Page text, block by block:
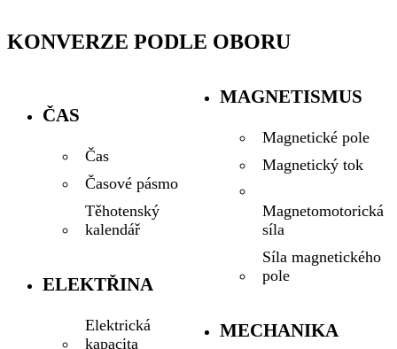
KONVERZE PODLE OBORU
ČAS
Čas
Časové pásmo
Těhotenský
kalendář
ELEKTŘINA
Elektrická
kapacita
MAGNETISMUS
Magnetické pole
Magnetický tok
Magnetomotorická
síla
Síla magnetického
pole
MECHANIKA